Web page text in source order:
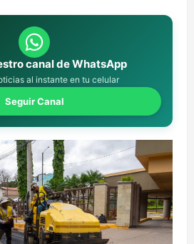
canal de WhatsApp
al instante en tu celular
Seguir Canal